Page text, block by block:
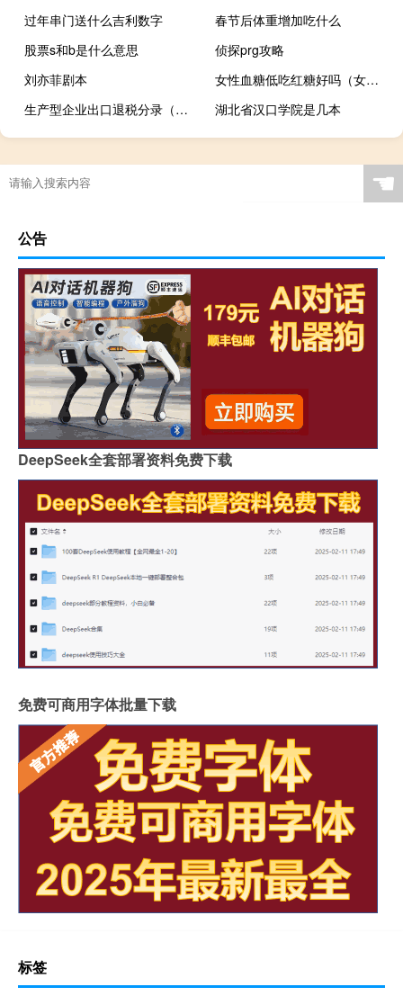
过年串门送什么吉利数字
春节后体重增加吃什么
股票s和b是什么意思
侦探prg攻略
刘亦菲剧本
女性血糖低吃红糖好吗（女性血糖低吃什么好）
生产型企业出口退税分录（生产企业出口退税账务处理会计分录）
湖北省汉口学院是几本
☚
公告
DeepSeek全套部署资料免费下载
免费可商用字体批量下载
标签